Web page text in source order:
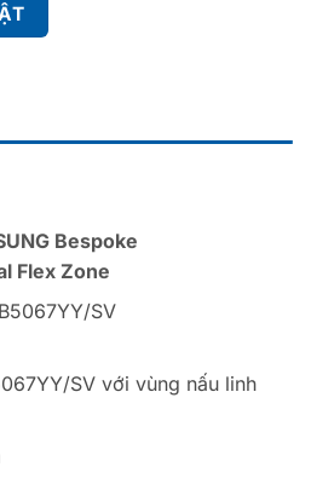
Bespoke
Flex Zone
SV
SV với vùng nấu linh